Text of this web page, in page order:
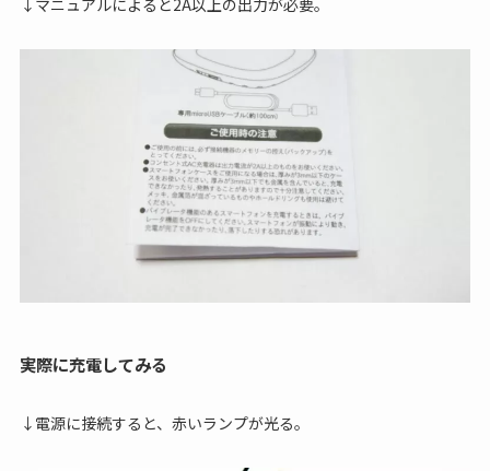
↓マニュアルによると2A以上の出力が必要。
実際に充電してみる
↓電源に接続すると、赤いランプが光る。